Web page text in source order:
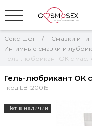
Секс-шоп
Смазки и
Интимные смазки и
Гель-любрикант OК с
Гель-любрикант OК
код LB-20015
Нет в наличии